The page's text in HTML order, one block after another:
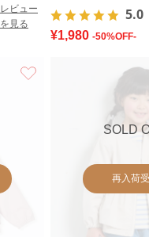
レビュー
を見る
5.0
¥1,980 -50%OFF-
SOLD
再入荷